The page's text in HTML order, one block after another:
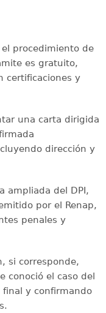
procedimiento de
es gratuito,
certificaciones y
una carta dirigida
dirección y
ampliada del DPI,
por el Renap,
penales y
si corresponde,
conoció el caso del
final y confirmando